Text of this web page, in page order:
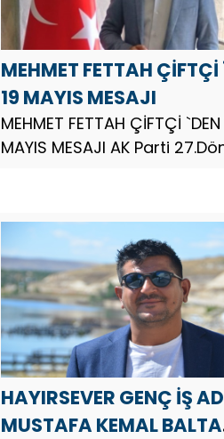
MEHMET FETTAH ÇİFTÇİ
19 MAYIS MESAJI
MEHMET FETTAH ÇİFTÇİ `DEN
MAYIS MESAJI AK Parti
ve Dayanışma Derneği
Başkanı Mehmet Fettah
Mayıs Atatürk’ü A...
HAYIRSEVER GENÇ İŞ
MUSTAFA KEMAL BALTA